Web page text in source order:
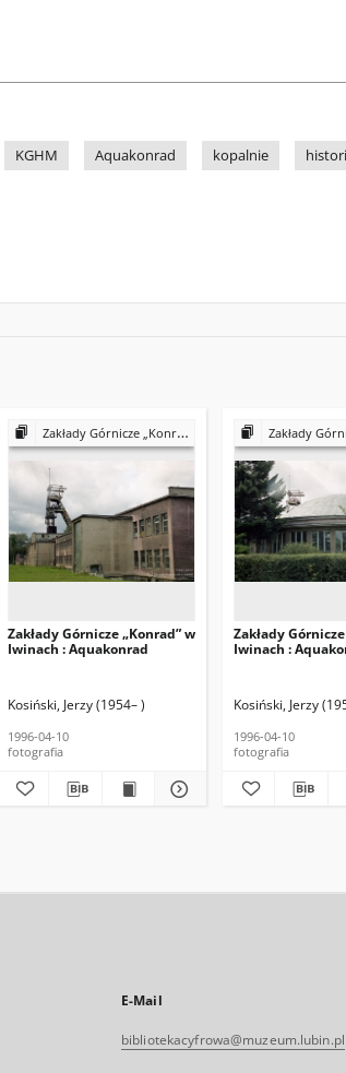
KGHM Aquakonrad kopalnie
Zakłady Górnicze „Konrad” w Iwinach : Aquakonrad
Zakłady Górnicze „Konrad” w
Iwinach : Aquakonrad
Kosiński, Jerzy (1954– )
1996-04-10
fotografia
Zakłady Górnicze „Konrad”
Zakłady
Iwinach :
Kosiński, Jerzy
1996-04-10
fotografia
E-Mail
bibliotekacyfrowa@muzeum.lubin.pl